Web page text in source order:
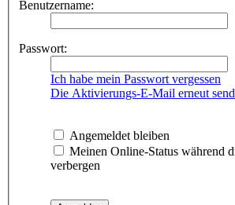
Benutzername:
Passwort:
Ich habe mein Passwort vergessen
Die Aktivierungs-E-Mail erneut
Angemeldet bleiben
Meinen Online-Status während
verbergen